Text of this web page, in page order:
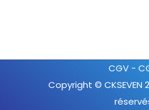
CGV -
Copyright © CKSEVEN